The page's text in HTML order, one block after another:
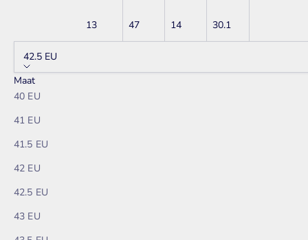
13 47 14 30.1
42.5 EU
Maat
40 EU
41 EU
41.5 EU
42 EU
42.5 EU
43 EU